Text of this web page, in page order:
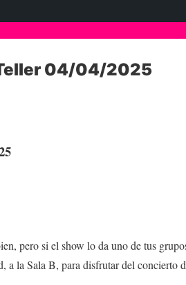
04/04/2025
pero si el show lo da uno de tus
a la Sala B, para disfrutar del concierto